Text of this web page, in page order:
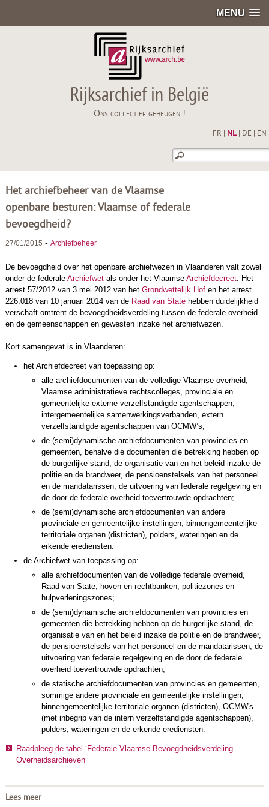
MENU
Rijksarchief in België
Ons collectief geheugen !
FR NL| DE EN
Het archiefbeheer van de Vlaamse
openbare besturen: Vlaamse of federale
bevoegdheid?
27/01/2015 - Archiefbeheer
De bevoegdheid over het openbare archiefwezen in Vlaanderen valt zowel
onder de federale Archiefwetals onder het Vlaamse Archiefdecreet. Het
arrest 57/2012 van 3 mei 2012 van het Grondwettelijk Hofen het arrest
226.018 van 10 januari 2014 van de Raad van Statehebben duidelijk­heid
verschaft omtrent de bevoegdheidsverdeling tussen de federale overheid
en de gemeenschappen en gewesten inzake het archiefwezen.
Kort samengevat is in Vlaanderen:
het Archiefdecreet van toepassing op:
alle archiefdocumenten van de volledige Vlaamse overheid,
Vlaamse administratieve rechtscolleges, provinciale en
gemeentelijke externe verzelfstandigde agentschappen,
intergemeentelijke samenwerkingsverbanden, extern
verzelfstandigde agentschappen van OCMW’s;
de (semi)dynamische archiefdocumenten van provincies en
gemeenten, behalve die documenten die betrekking hebben op
de burgerlijke stand, de organisatie van en het beleid inzake de
politie en de brandweer, de pensioenstelsels van het personeel
en de mandatarissen, de uitvoering van federale regelgeving en
de door de federale overheid toevertrouwde opdrachten;
de (semi)dynamische archiefdocumenten van andere
provinciale en gemeentelijke instellingen, binnengemeentelijke
territoriale organen (districten), polders, wateringen en de
erkende erediensten.
de Archiefwet van toepassing op:
alle archiefdocumenten van de volledige federale overheid,
Raad van State, hoven en rechtbanken, politiezones en
hulpverleningszones;
de (semi)dynamische archiefdocumenten van provincies en
gemeenten die betrekking hebben op de burgerlijke stand, de
organisatie van en het beleid inzake de politie en de brandweer,
de pensioenstelsels van het personeel en de mandatarissen, de
uitvoering van federale regelgeving en de door de federale
overheid toevertrouwde opdrachten;
de statische archiefdocumenten van provincies en gemeenten,
sommige andere provinciale en gemeentelijke instellingen,
binnengemeentelijke territoriale organen (districten), OCMW's
(met inbegrip van de intern verzelfstandigde agentschappen),
polders, wateringen en de erkende erediensten.
Raadpleeg de tabel ‘Federale-Vlaamse Bevoegdheidsverdeling
Overheidsarchieven
Lees meer